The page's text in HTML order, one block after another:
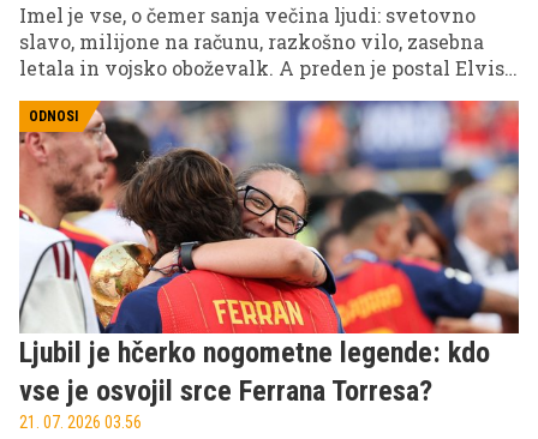
Imel je vse, o čemer sanja večina ljudi: svetovno
slavo, milijone na računu, razkošno vilo, zasebna
letala in vojsko oboževalk. A preden je postal Elvis
fant iz revne družine v Mississippiju. Njegova pot
do vrha je bila neverjetna, njegov padec pa prav
tako dramatičen.
ODNOSI
Ljubil je hčerko nogometne legende: kdo
vse je osvojil srce Ferrana Torresa?
21. 07. 2026 03.56